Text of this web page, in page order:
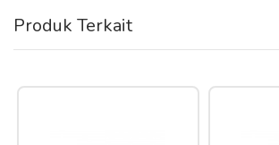
Produk Terkait